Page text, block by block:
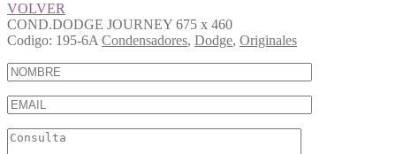
VOLVER
COND.DODGE JOURNEY 675 x 460
Codigo: 195-6A Condensadores, Dodge, Originales